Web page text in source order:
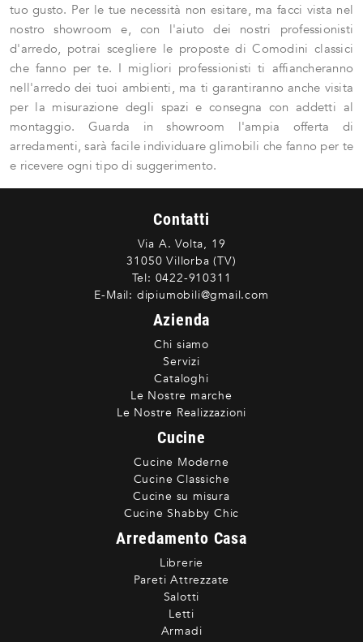
tuo gusto. Per le tue necessità non esitare, ma facci vista nel
nostro showroom e, con l'aiuto dei nostri professionisti
d'arredo, potrai scegliere le proposte di Comodini classici
che fanno per te. I migliori professionisti ti affiancheranno
nell'arredo dei tuoi ambienti, ma ti garantiranno anche visita
per la misurazione degli spazi e consegna con addetti al
montaggio. Guarda in showroom l'ampia offerta di
arredamenti, sarà facile individuare glimobili che fanno per te
e ricevere ogni tipo di suggerimento.
Contatti
Via A. Volta, 19
31050 Villorba (TV)
Tel: 0422-910311
E-Mail: dipiumobili@gmail.com
Azienda
Chi siamo
Servizi
Cataloghi
Le Nostre marche
Le Nostre Realizzazioni
Cucine
Cucine Moderne
Cucine Classiche
Cucine su misura
Cucine Shabby Chic
Arredamento Casa
Librerie
Pareti Attrezzate
Salotti
Letti
Armadi